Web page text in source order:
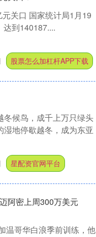
关口 国家统计局1月19
到140187....
股票怎么加杠杆APP下载
冬候鸟，成千上万只绿头
地停歇越冬，成为东亚
星配资官网平台
阿密上周300万美元
温哥华白浪季前训练，他